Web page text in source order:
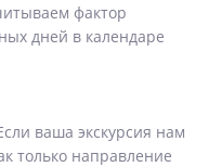
фактор
дней в календаре
ваша экскурсия нам
только направление